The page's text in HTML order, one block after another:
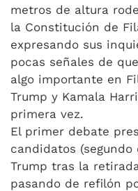
metros de altura
la Constitución de
expresando sus
pocas señales de
algo importante en
Trump y Kamala
primera vez.
El primer debate
candidatos
Trump tras la
pasando de refilón